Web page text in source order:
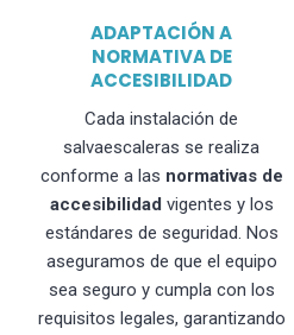
ADAPTACIÓN A
NORMATIVA DE
ACCESIBILIDAD
Cada instalación de
salvaescaleras se realiza
conforme a las normativas de
accesibilidad vigentes y los
estándares de seguridad. Nos
aseguramos de que el equipo
sea seguro y cumpla con los
requisitos legales, garantizando